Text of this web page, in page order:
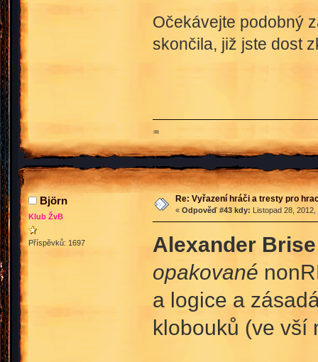
Očekávejte podobný
skončila, již jste dost
♒
Björn
Klub ŽvB
Příspěvků: 1697
Re: Vyřazení hráči a tresty pro
« Odpověď #43 kdy: Listopad 28,
Alexander Brise
opakované
a logice a
klobouků (ve vší